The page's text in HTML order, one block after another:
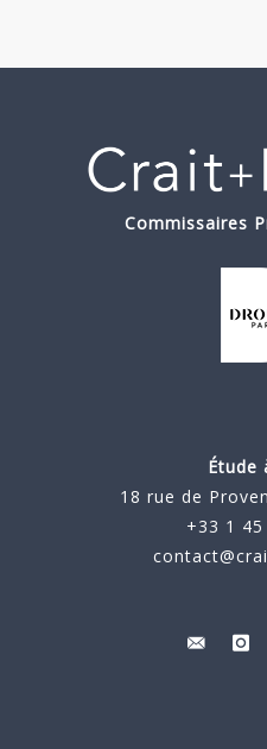
Commissaires
Étude
18 rue de
+33 1